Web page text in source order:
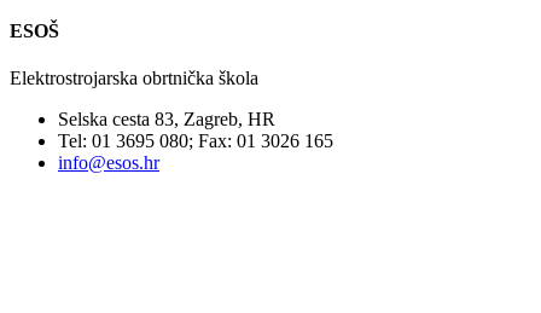
ESOŠ
Elektrostrojarska obrtnička škola
Selska cesta 83, Zagreb, HR
Tel: 01 3695 080; Fax: 01 3026 165
info@esos.hr